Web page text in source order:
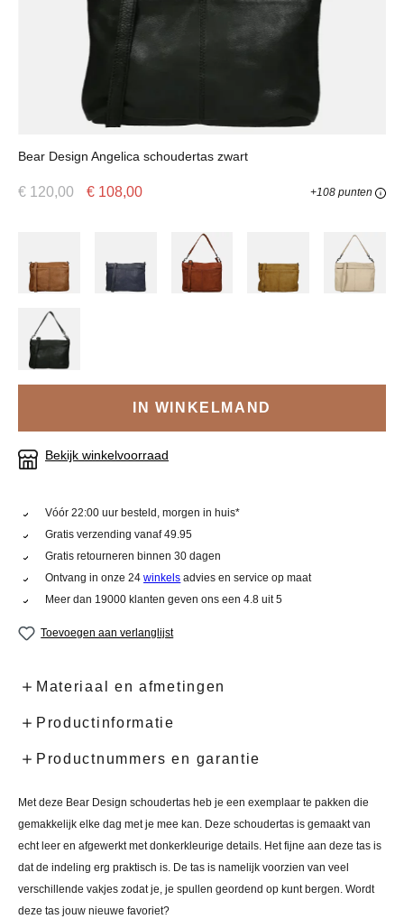
Bear Design Angelica schoudertas zwart
€ 120,00 € 108,00 +108 punten
IN WINKELMAND
Bekijk winkelvoorraad
Vóór 22:00 uur besteld, morgen in huis*
Gratis verzending vanaf 49.95
Gratis retourneren binnen 30 dagen
Ontvang in onze 24winkels advies en service op maat
Meer dan 19000 klanten geven ons een 4.8 uit 5
Toevoegen aan verlanglijst
Materiaal en afmetingen
Productinformatie
Productnummers en garantie
Met deze Bear Design schoudertas heb je een exemplaar te pakken die
gemakkelijk elke dag met je mee kan. Deze schoudertas is gemaakt van
echt leer en afgewerkt met donkerkleurige details. Het fijne aan deze tas is
dat de indeling erg praktisch is. De tas is namelijk voorzien van veel
verschillende vakjes zodat je, je spullen geordend op kunt bergen. Wordt
deze tas jouw nieuwe favoriet?